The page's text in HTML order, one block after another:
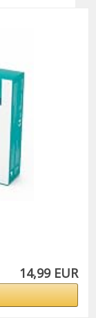
14,99 EUR